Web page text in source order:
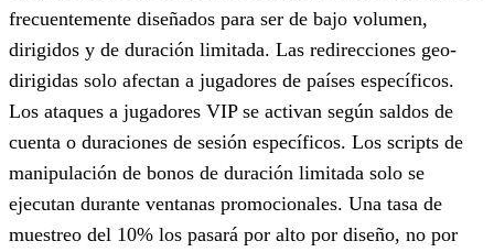
frecuentemente diseñados para ser de bajo volumen,
dirigidos y de duración limitada. Las redirecciones geo-
dirigidas solo afectan a jugadores de países específicos.
Los ataques a jugadores VIP se activan según saldos de
cuenta o duraciones de sesión específicos. Los scripts de
manipulación de bonos de duración limitada solo se
ejecutan durante ventanas promocionales. Una tasa de
muestreo del 10% los pasará por alto por diseño, no por